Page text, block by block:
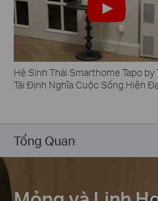
Hệ Sinh Thái Smarthome Tapo by
Tái Định Nghĩa Cuộc Sống Hiện
Tổng Quan